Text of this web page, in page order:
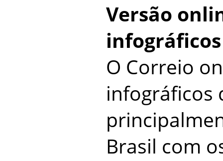
Versão
infográficos
O Correio
infográficos
Brasil com